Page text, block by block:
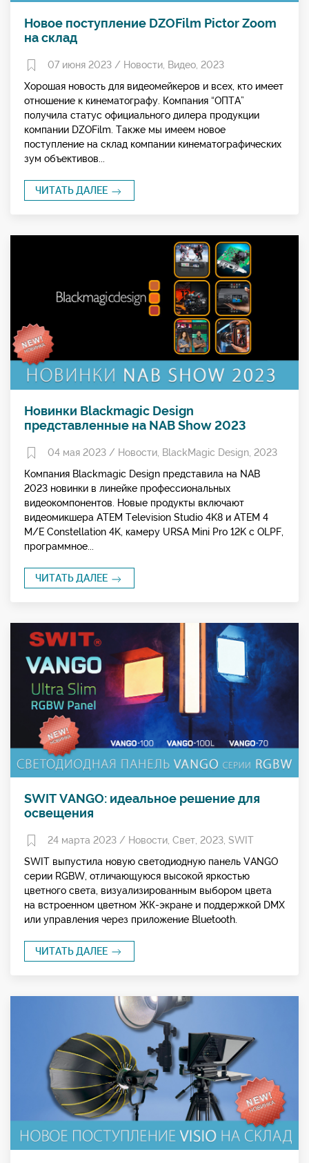
Новое поступление DZOFilm Pictor Zoom
на склад
07 июня 2023 / Новости Видео 2023
Хорошая новость для видеомейкеров и всех, кто имеет
отношение к кинематографу. Компания “ОПТА”
получила статус официального дилера продукции
компании DZOFilm. Также мы имеем новое
поступление на склад компании кинематографических
зум объективов...
ЧИТАТЬ ДАЛЕЕ
Новинки Blackmagic Design
представленные на NAB Show 2023
04 мая 2023 / Новости BlackMagic Design 2023
Компания Blackmagic Design представила на NAB
2023 новинки в линейке профессиональных
видеокомпонентов. Новые продукты включают
видеомикшера ATEM Television Studio 4K8 и ATEM 4
M/E Constellation 4K, камеру URSA Mini Pro 12K с OLPF,
программное...
ЧИТАТЬ ДАЛЕЕ
SWIT VANGO: идеальное решение для
освещения
24 марта 2023 / Новости Свет 2023 SWIT
SWIT выпустила новую светодиодную панель VANGO
серии RGBW, отличающуюся высокой яркостью
цветного света, визуализированным выбором цвета
на встроенном цветном ЖК-экране и поддержкой DMX
или управления через приложение Bluetooth.
ЧИТАТЬ ДАЛЕЕ